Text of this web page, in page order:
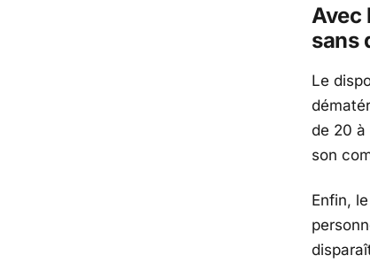
Avec
sans
Le
de 20 à
son
Enfin,